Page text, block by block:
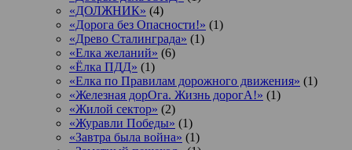
«ДОЛЖНИК» (4)
«Дорога без Опасности!» (1)
«Древо Сталинграда» (1)
«Елка желаний» (6)
«Ёлка ПДД» (1)
«Елка по Правилам дорожного движения» (1)
«Железная дорОга. Жизнь дорогА!» (1)
«Жилой сектор» (2)
«Журавли Победы» (1)
«Завтра была война» (1)